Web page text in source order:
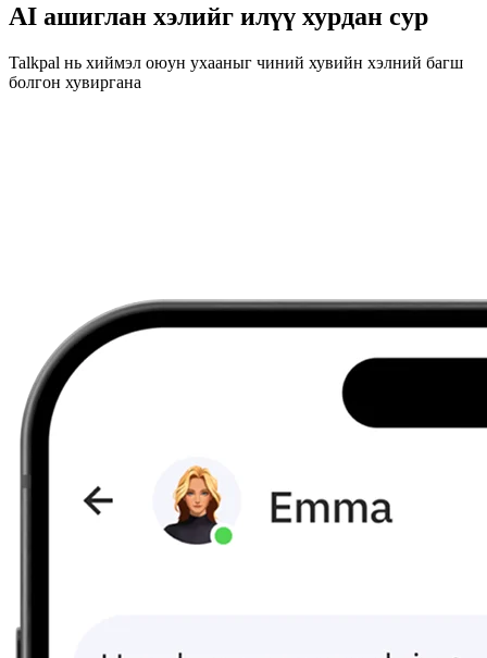
AI ашиглан хэлийг илүү хурдан сур
Talkpal нь хиймэл оюун ухааныг чиний хувийн хэлний багш
болгон хувиргана